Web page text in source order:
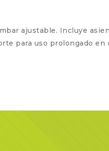
ajustable. Incluye
para uso prolongado en